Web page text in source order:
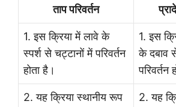
ताप परिवर्तन
1. इस क्रिया में लावे के
स्पर्श से चट्टानों में परिवर्तन
होता है।
1. इस
के दबाव
परिवर्तन
2. यह क्रिया स्थानीय रूप
2. यह